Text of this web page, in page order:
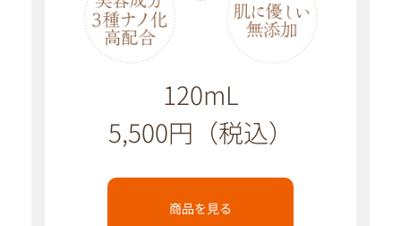
120mL
5,500円（税込）
商品を見る